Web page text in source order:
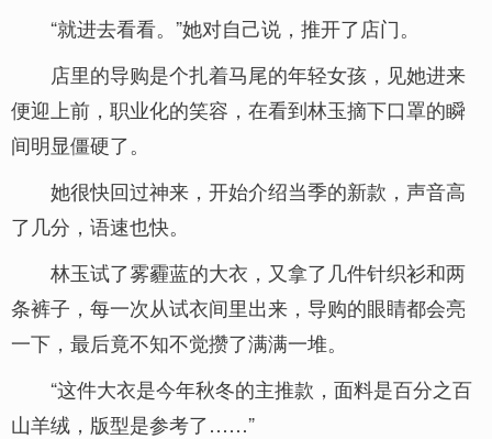
“就进去看看。”她对自己说，推开了店门。
店里的导购是个扎着马尾的年轻女孩，见她进来
便迎上前，职业化的笑容，在看到林玉摘下口罩的瞬
间明显僵硬了。
她很快回过神来，开始介绍当季的新款，声音高
了几分，语速也快。
林玉试了雾霾蓝的大衣，又拿了几件针织衫和两
条裤子，每一次从试衣间里出来，导购的眼睛都会亮
一下，最后竟不知不觉攒了满满一堆。
“这件大衣是今年秋冬的主推款，面料是百分之百
山羊绒，版型是参考了……”